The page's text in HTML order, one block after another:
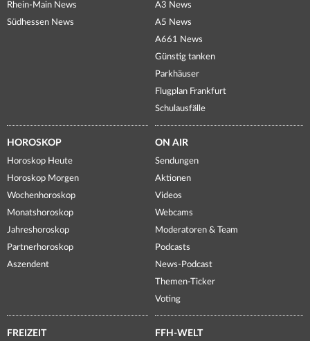
Rhein-Main News
Südhessen News
A3 News
A5 News
A661 News
Günstig tanken
Parkhäuser
Flugplan Frankfurt
Schulausfälle
HOROSKOP
Horoskop Heute
Horoskop Morgen
Wochenhoroskop
Monatshoroskop
Jahreshoroskop
Partnerhoroskop
Aszendent
ON AIR
Sendungen
Aktionen
Videos
Webcams
Moderatoren & Team
Podcasts
News-Podcast
Themen-Ticker
Voting
FREIZEIT FFH-WELT